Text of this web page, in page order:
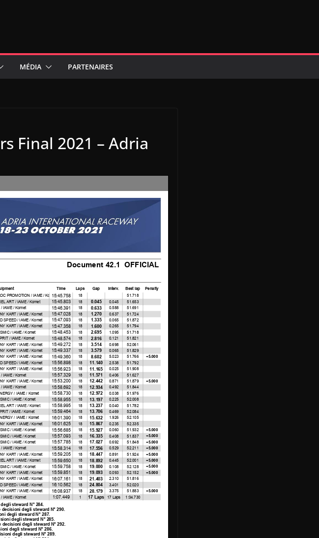
MÉDIA PARTENAIRES
Final 2021 – Adria